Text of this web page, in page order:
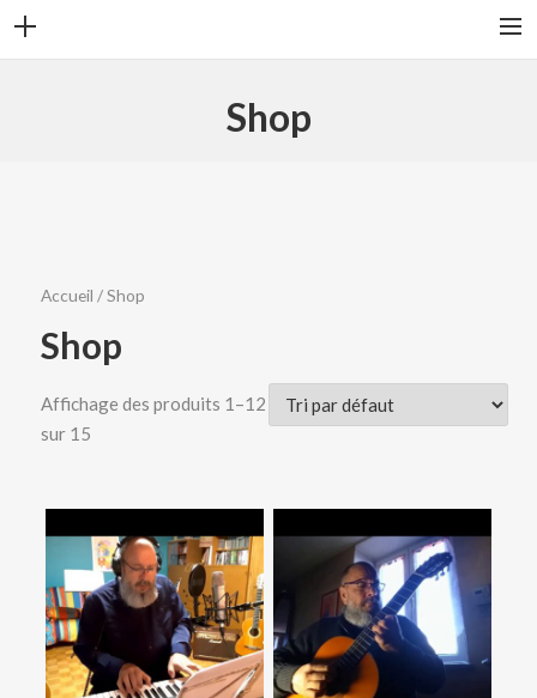
BIO
PHOTOS
PAGES
PANIER
RECHERCHE
Shop
Accueil / Shop
Shop
Affichage des produits 1–12
sur 15